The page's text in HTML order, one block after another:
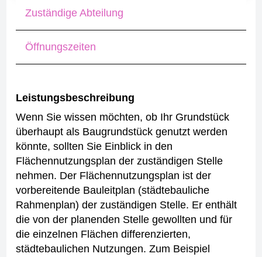
Zuständige Abteilung
Öffnungszeiten
Leistungsbeschreibung
Wenn Sie wissen möchten, ob Ihr Grundstück
überhaupt als Baugrundstück genutzt werden
könnte, sollten Sie Einblick in den
Flächennutzungsplan der zuständigen Stelle
nehmen. Der Flächennutzungsplan ist der
vorbereitende Bauleitplan (städtebauliche
Rahmenplan) der zuständigen Stelle. Er enthält
die von der planenden Stelle gewollten und für
die einzelnen Flächen differenzierten,
städtebaulichen Nutzungen. Zum Beispiel